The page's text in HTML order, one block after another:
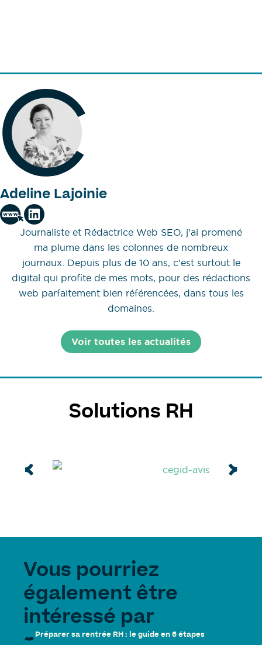
Adeline Lajoinie
Journaliste et Rédactrice Web SEO, j'ai promené
ma plume dans les colonnes de nombreux
journaux. Depuis plus de 10 ans, c'est surtout le
digital qui profite de mes mots, pour des rédactions
web parfaitement bien référencées, dans tous les
domaines.
Voir toutes les actualités
Solutions RH
Vous pourriez
également être
intéressé par
Préparer sa rentrée RH : le guide en 6 étapes